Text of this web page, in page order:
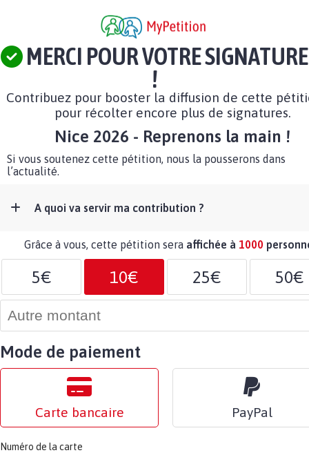
MERCI POUR VOTRE SIGNATURE
!
Contribuez pour booster la diffusion de cette
pour récolter encore plus de signatures.
Nice 2026 - Reprenons la main !
Si vous soutenez cette pétition, nous la pousserons dans
l’actualité.
A quoi va servir ma contribution ?
Grâce à vous, cette pétition sera affichée à 1000
5€ 10€ 25€ 50€
Mode de paiement
Carte bancaire PayPal
Numéro de la carte